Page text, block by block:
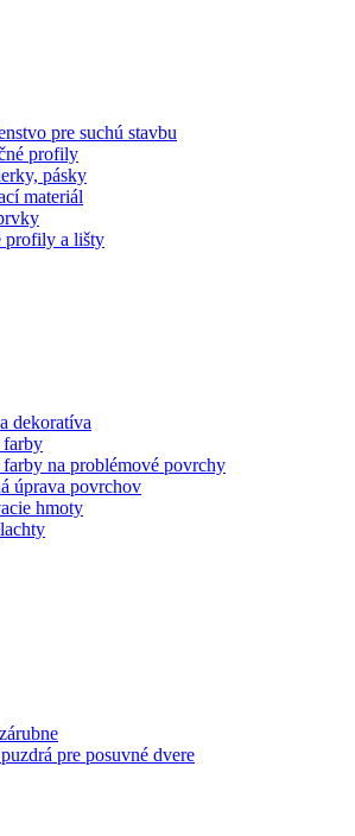
pre suchú stavbu
profily
pásky
materiál
profily a lišty
dekoratíva
na problémové povrchy
úprava povrchov
hmoty
pre posuvné dvere